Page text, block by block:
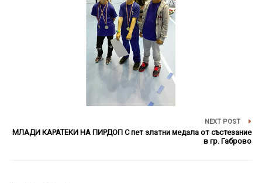
NEXT POST
МЛАДИ КАРАТЕКИ НА ПИРДОП С пет златни медала от състезание
в гр. Габрово